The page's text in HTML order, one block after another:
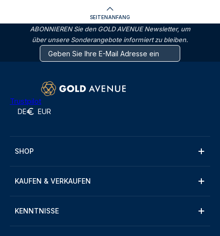
SEITENANFANG
ABONNIEREN Sie den GOLD AVENUE Newsletter, um
über unsere Sonderangebote informiert zu bleiben.
Trustpilot
DE EUR
SHOP
KAUFEN & VERKAUFEN
KENNTNISSE